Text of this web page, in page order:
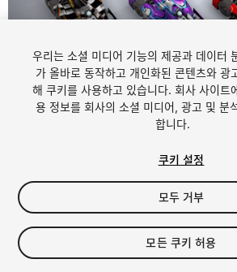
1/5
$20
세금/부가세는 결제 시 반영됩니다.
우리는 소셜 미디어 기능의 제공과 데이터
가 올바로 동작하고 개인화된 콘텐츠와 광
해 쿠키를 사용하고 있습니다. 회사 사이트
용 정보를 회사의 소셜 미디어, 광고 및 분
합니다.
쿠키 설정
모두 거부
모든 쿠키 허용